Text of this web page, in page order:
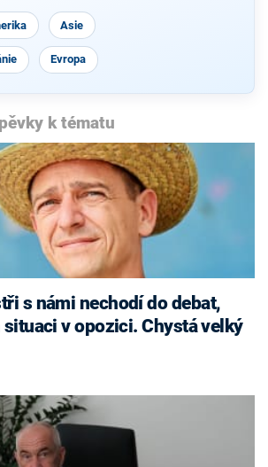
Asie
Evropa
k tématu
s námi nechodí do debat,
v opozici. Chystá velký